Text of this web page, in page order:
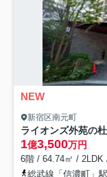
NEW
新宿区南元町
ライオンズ外苑の杜
1億3,500万円
6階 / 64.74㎡ / 2LDK
総武線「信濃町」